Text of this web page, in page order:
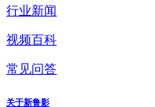
行业新闻
视频百科
常见问答
关于新鲁影